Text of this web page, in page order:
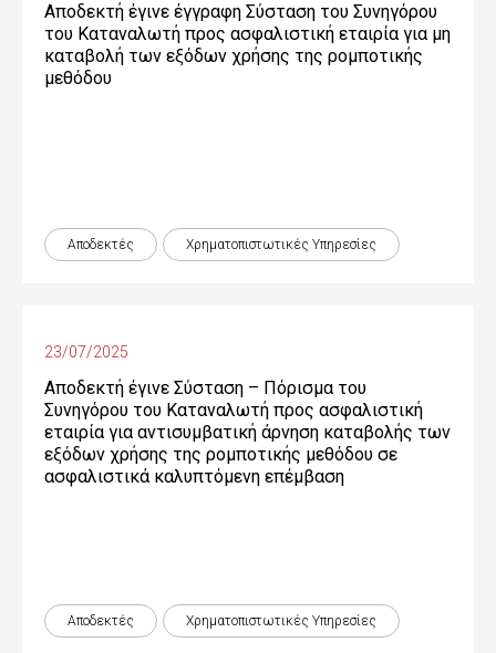
Αποδεκτή έγινε έγγραφη Σύσταση του Συνηγόρου
του Καταναλωτή προς ασφαλιστική εταιρία για μη
καταβολή των εξόδων χρήσης της ρομποτικής
μεθόδου
Αποδεκτές Χρηματοπιστωτικές Yπηρεσίες
23/07/2025
Αποδεκτή έγινε Σύσταση – Πόρισμα του
Συνηγόρου του Καταναλωτή προς ασφαλιστική
εταιρία για αντισυμβατική άρνηση καταβολής των
εξόδων χρήσης της ρομποτικής μεθόδου σε
ασφαλιστικά καλυπτόμενη επέμβαση
Αποδεκτές Χρηματοπιστωτικές Yπηρεσίες